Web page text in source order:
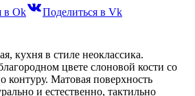
в Ok
Поделиться в Vk
кухня в стиле неоклассика.
цвете слоновой кости со
контуру. Матовая поверхность
и естественно, тактильно